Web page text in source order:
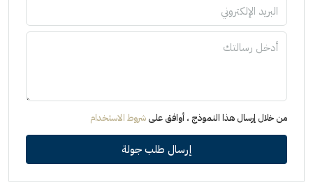
من خلال إرسال هذا النموذج ، أوافق على شروط الاستخدام
إرسال طلب جولة